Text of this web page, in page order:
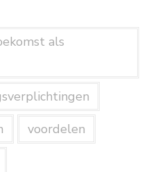
als
voordelen